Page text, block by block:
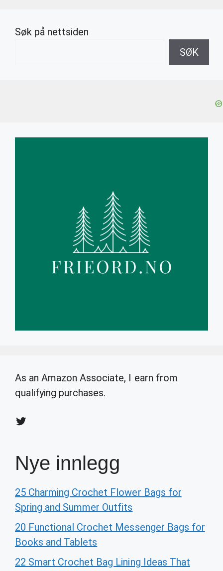
Søk på nettsiden
SØK
As an Amazon Associate, I earn from
qualifying purchases.
Twitter
Nye innlegg
25 Charming Crochet Flower Bags for
Spring and Summer Outfits
20 Functional Crochet Messenger Bags for
Books and Tablets
22 Smart Crochet Bag Lining Ideas That